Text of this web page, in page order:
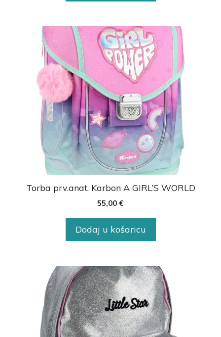
Torba prv.anat. Karbon A GIRL’S WORLD
55,00 €
Dodaj u košaricu